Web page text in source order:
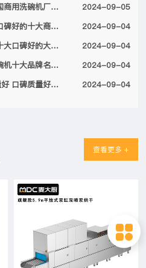
商用洗碗机哪个牌子好用吗 中国商用洗碗机厂家排名前十名单2024
2024-09-05
商用厨房设备批发厂家哪个好 口碑好的十大商用厨房设备厂家名单2024
2024-09-04
商用洗碗机批发商那个好 国内十大口碑好的大型商用洗碗机厂家名单2024
2024-09-04
洗碗机商用哪个牌子好 商用洗碗机十大品牌名单2024
2024-09-04
商用洗碗机哪个品牌最耐用质量好 口碑质量好的十大商用洗碗机品牌2024
2024-09-04
查看更多 +